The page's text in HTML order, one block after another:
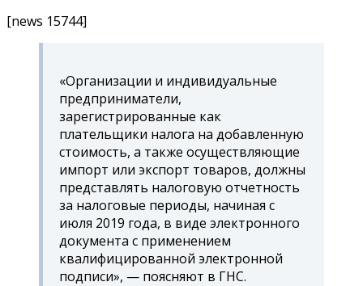
[news 15744]
«Организации и индивидуальные
предприниматели,
зарегистрированные как
плательщики налога на добавленную
стоимость, а также осуществляющие
импорт или экспорт товаров, должны
представлять налоговую отчетность
за налоговые периоды, начиная с
июля 2019 года, в виде электронного
документа с применением
квалифицированной электронной
подписи», — поясняют в ГНС.